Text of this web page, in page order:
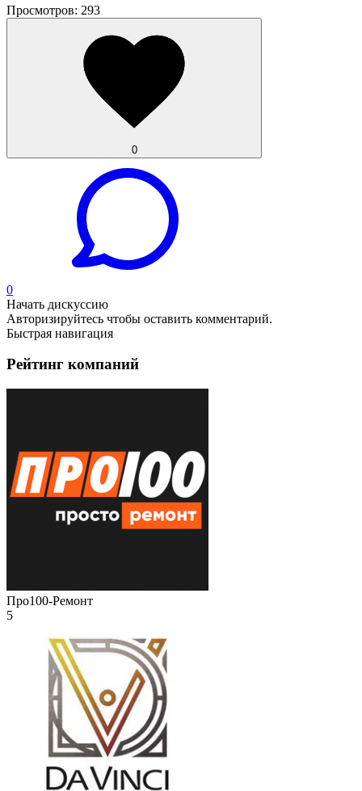
Просмотров: 293
0
0
Начать дискуссию
Авторизируйтесь чтобы оставить комментарий.
Быстрая навигация
Рейтинг компаний
Про100-Ремонт
5